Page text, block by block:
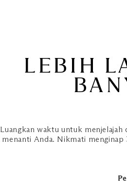
LEBIH
Luangkan waktu untuk menjelajah
menanti Anda. Nikmati